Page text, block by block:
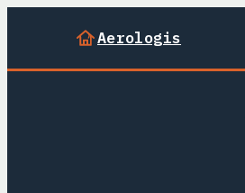
Aerologis